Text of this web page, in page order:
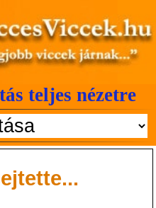
teljes nézetre